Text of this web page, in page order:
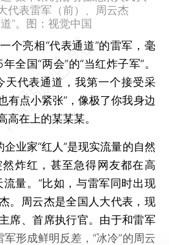
代表雷军（前）、周云杰
”。图：视觉中国
个亮相“代表通道”的雷军，毫
全国“两会”的“当红炸子军”。
天代表通道，我第一个接受采
有点小紧张”，像极了你我身边
高在上的某某某。
业家“红人”是现实流量的自然
炸红，甚至急得网友都在高
流量。”比如，与雷军同时出现
。周云杰是全国人大代表，现
席、首席执行官。由于和雷军
军形成鲜明反差，“冰冷”的周云